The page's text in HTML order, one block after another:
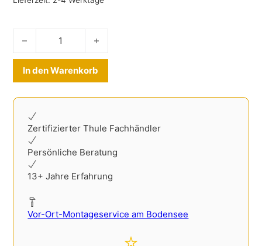
Gummimatten Opel Mokka 2012-2016 Menge
In den Warenkorb
Zertifizierter Thule Fachhändler
Persönliche Beratung
13+ Jahre Erfahrung
Vor-Ort-Montageservice am Bodensee